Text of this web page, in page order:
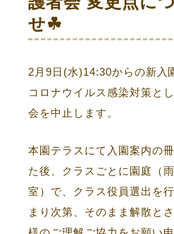
せ☘
2月9日(水)14:30からの新入
コロナウイルス感染対策と
会を中止します。
本園テラスにて入園案内の
た後、クラスごとに園庭（
室）で、クラス役員選出を
まり次第、そのまま解散と